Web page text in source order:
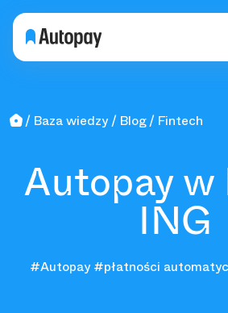
Baza wiedzy Blog Fintech
Autopay w
ING
#Autopay #płatności